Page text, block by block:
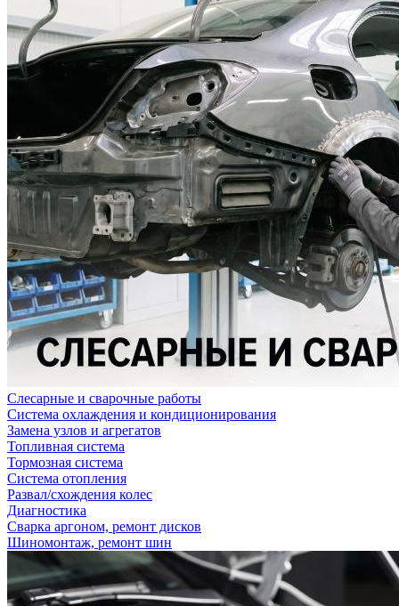
Слесарные и сварочные работы
Система охлаждения и кондиционирования
Замена узлов и агрегатов
Топливная система
Тормозная система
Система отопления
Развал/схождения колес
Диагностика
Сварка аргоном, ремонт дисков
Шиномонтаж, ремонт шин